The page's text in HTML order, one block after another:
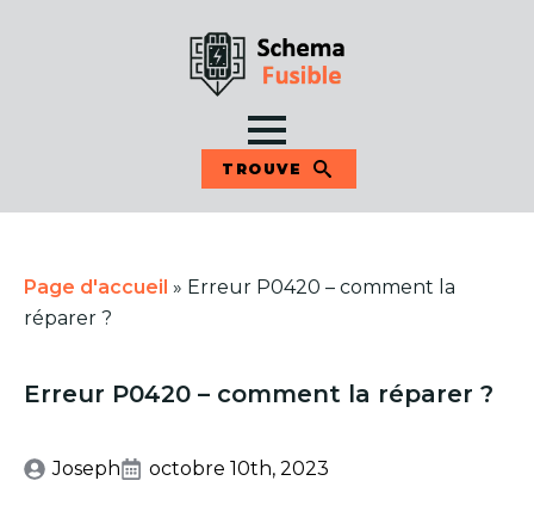
TROUVE
Page d'accueil » Erreur P0420 – comment la
réparer ?
Erreur P0420 – comment la réparer ?
Joseph octobre 10th, 2023